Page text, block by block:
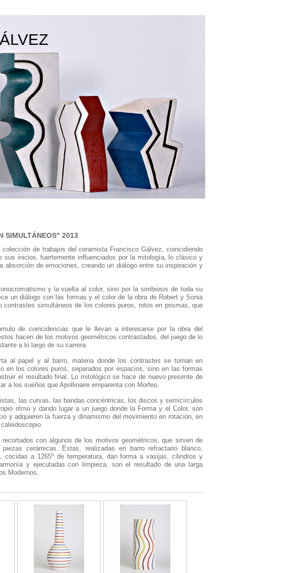
2013
de trabajos del ceramista Francisco Gálvez, coincidiendo
sus inicios, fuertemente influenciados por la mitología, lo clásico y
de emociones, creando un diálogo entre su inspiración y
y la vuelta al color, sino por la simbiosis de toda su
un diálogo con las formas y el color de la obra de Robert y Sonia
contrastes simultáneos de los colores puros, rotos en prismas, que
de coincidencias que le llevan a interesarse por la obra del
hacen de los motivos geométricos contrastados, del juego de lo
a lo largo de su carrera.
al papel y al barro, materia donde los contrastes se tornan en
los colores puros, separados por espacios, sino en las formas
el resultado final. Lo mitológico se hace de nuevo presente de
a los sueños que Apollinaire emparenta con Morfeo.
las curvas, las bandas concéntricas, los discos y semicírculos
ritmo y dando lugar a un juego donde la Forma y el Color, son
y adquieren la fuerza y dinamismo del movimiento en rotación, en
con algunos de los motivos geométricos, que sirven de
cerámicas. Estas, realizadas en barro refractario blanco,
cocidas a 1265º de temperatura, dan forma a vasijas, cilindros y
y ejecutadas con limpieza, son el resultado de una larga
Modernos.